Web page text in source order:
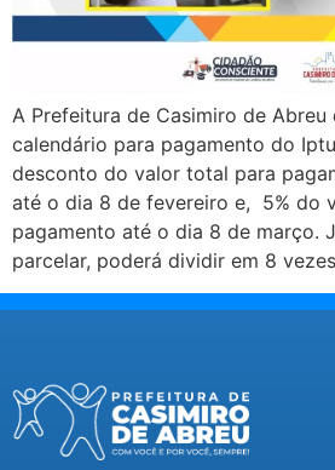
A Prefeitura de Casimiro de Abreu
calendário para pagamento do
desconto do valor total para
até o dia 8 de fevereiro e, 5% do
pagamento até o dia 8 de março.
parcelar, poderá dividir em 8